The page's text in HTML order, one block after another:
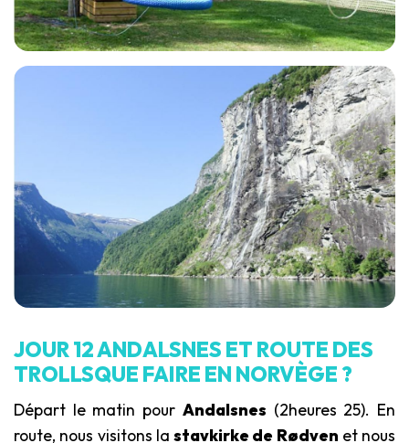
JOUR 12 ANDALSNES ET ROUTE DES
TROLLSQUE FAIRE EN NORVÈGE ?
Départ le matin pour Andalsnes (2heures 25). En
route, nous visitons la stavkirke de Rødven et nous